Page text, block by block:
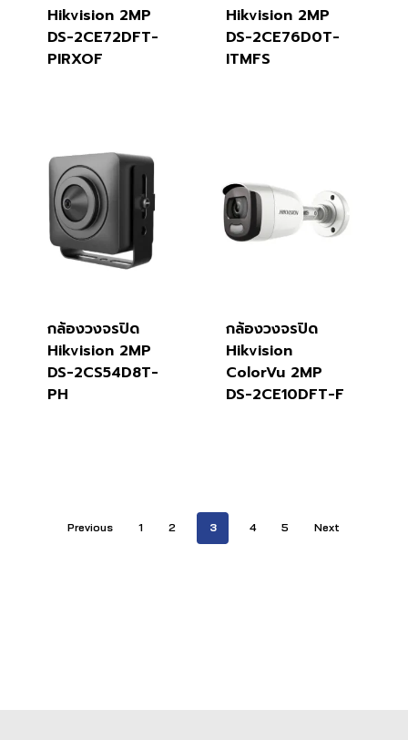
Hikvision 2MP
DS-2CE72DFT-
PIRXOF
Hikvision 2MP
DS-2CE76D0T-
ITMFS
กล้องวงจรปิด
Hikvision 2MP
DS-2CS54D8T-
PH
กล้องวงจรปิด
Hikvision
ColorVu 2MP
DS-2CE10DFT-F
Previous 1 2 3 4 5 Next